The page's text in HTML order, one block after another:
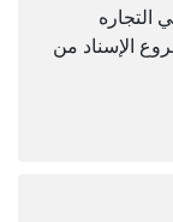
الإسناد من